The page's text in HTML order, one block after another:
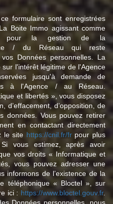
formulaire sont enregistrées
Boite Immo agissant comme
pour la gestion de la
/ du Réseau qui reste
Données personnelles. La
l'intérêt légitime de l'Agence
jusqu'à demande de
à l'Agence / au Réseau.
et libertés », vous disposez
d’effacement, d’opposition, de
données. Vous pouvez retirer
en contactant directement
le site https://cnil.fr/frpour plus
vous estimez, après avoir
vos droits « Informatique et
vous pouvez adresser une
informons de l’existence de la
téléphonique « Bloctel », sur
ici : https://www.bloctel.gouv.fr.